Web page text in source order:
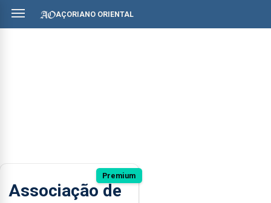
AÇORIANO ORIENTAL
Premium
Associação de